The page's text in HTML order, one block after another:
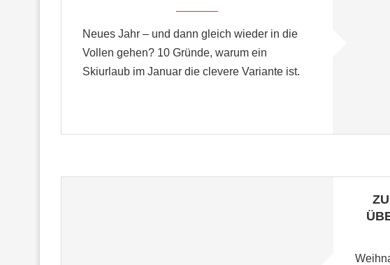
Neues Jahr – und dann gleich wieder in die
Vollen gehen? 10 Gründe, warum ein
Skiurlaub im Januar die clevere Variante ist.